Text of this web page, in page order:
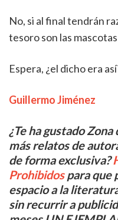
No, si al final tendrán
tesoro son las
Espera, ¿el dicho era
Guillermo Jiménez
¿Te ha gustado
más relatos de
de forma exclusiva?
Prohibidospara que
espacio a la
sin recurrir a